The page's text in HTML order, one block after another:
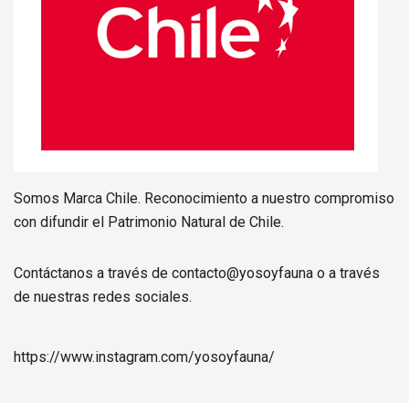
Somos Marca Chile. Reconocimiento a nuestro compromiso
con difundir el Patrimonio Natural de Chile.
Contáctanos a través de contacto@yosoyfauna o a través
de nuestras redes sociales.
https://www.instagram.com/yosoyfauna/